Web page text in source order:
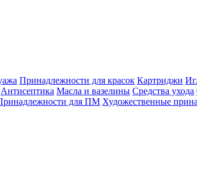
Принадлежности для красок Картриджи
Антисептика Масла и вазелины Средства ухода
для ПМ Художественные